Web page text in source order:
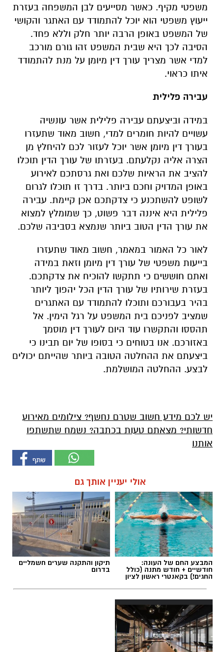
משפטי מקיף. כאשר מסייעים לבן המשפחה בעזרת
ייעוץ משפטי הוא יוכל להתמודד עם האתגר והקושי
של המשפט באופן הרבה יותר חלק וללא פחד.
הסיבה לכך היא שבית המשפט זהו גורם מורכב
למדי אשר מצריך עורך דין מיומן על מנת להתמודד
איתו כראוי.
עבירה פלילית
במידה וביצעתם עבירה פלילית אשר עונשיה
עשויים להיות חומרים למדי, חשוב מאוד שתעזרו
בעורך דין מיומן אשר יוכל לעזור לכם להיחלץ מן
הצרה אליה נקלעתם. בעזרתו של עורך הדין תוכלו
להציב את הראיות שלכם ואת גרסתכם לאירוע
באופן המדויק וחכם ביותר. בדרך זו תוכלו לגרום
לשופט להשתכנע כי צדקתכם אכן קיימת. עבירה
פלילית היא איננה דבר פשוט, כך שמומלץ למצוא
את עורך הדין הטוב ביותר שנמצא בסביבה שלכם.
לאור כל האמור במאמר, חשוב מאוד שתעזרו
בייעות משפטי של עורך דין מיומן וזאת במידה
ואתם חוששים כי תתקשו להוכיח את צדקתכם.
בעזרת שירותיו של עורך הדין הכל יהפוך ליותר
בהיר בעבורכם ותוכלו להתמודד עם האתגרים
שמציב לפניכם בית המשפט על רגל הימין. אל
תהססו והתקשרו עוד היום לעורך דין מוסמך
באזורכם. אנו בטוחים כי בסופו של יום תבינו כי
ביצעתם את ההחלטה הטובה ביותר שהייתם יכולים
לבצע. ההחלטה המושלמת.
יש לכם מידע חשוב שטרם נחשף? צילומים מאירוע
חדשותי? מצאתם טעות בכתבה? נשמח שתשתפו
אותנו
אולי יעניין אותך גם
המבצע החם של העונה:
חודשיים + חודש מתנה (כולל
החגים!) בקאנטרי ראשון לציון
תיקון והתקנה שערים חשמליים
בדרום